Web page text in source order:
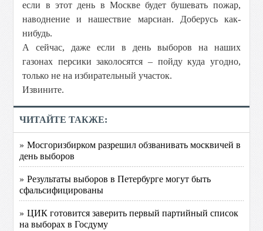
если в этот день в Москве будет бушевать пожар,
наводнение и нашествие марсиан. Доберусь как-
нибудь.
А сейчас, даже если в день выборов на наших
газонах персики заколосятся – пойду куда угодно,
только не на избирательный участок.
Извините.
ЧИТАЙТЕ ТАКЖЕ:
» Мосгоризбирком разрешил обзванивать москвичей в
день выборов
» Результаты выборов в Петербурге могут быть
сфальсифицированы
» ЦИК готовится заверить первый партийный список
на выборах в Госдуму